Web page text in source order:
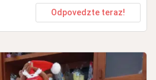
Odpovedzte teraz!